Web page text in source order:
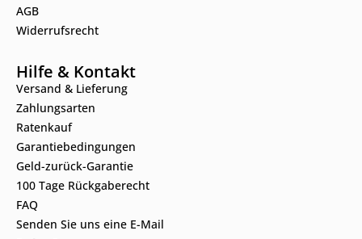
AGB
Widerrufsrecht
Hilfe & Kontakt
Versand & Lieferung
Zahlungsarten
Ratenkauf
Garantiebedingungen
Geld-zurück-Garantie
100 Tage Rückgaberecht
FAQ
Senden Sie uns eine E-Mail